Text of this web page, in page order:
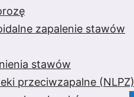
zapalenie stawów
stawów
przeciwzapalne (NLPZ)